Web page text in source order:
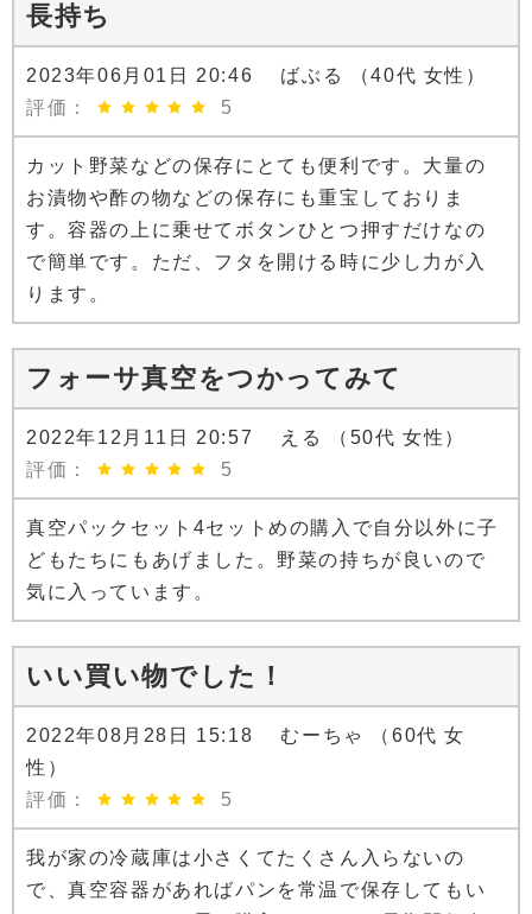
長持ち
2023年06月01日 20:46 ばぶる （40代 女性）
評価：
5
カット野菜などの保存にとても便利です。大量の
お漬物や酢の物などの保存にも重宝しておりま
す。容器の上に乗せてボタンひとつ押すだけなの
で簡単です。ただ、フタを開ける時に少し力が入
ります。
フォーサ真空をつかってみて
2022年12月11日 20:57 える （50代 女性）
評価：
5
真空パックセット4セットめの購入で自分以外に子
どもたちにもあげました。野菜の持ちが良いので
気に入っています。
いい買い物でした！
2022年08月28日 15:18 むーちゃ （60代 女
性）
評価：
5
我が家の冷蔵庫は小さくてたくさん入らないの
で、真空容器があればパンを常温で保存してもい